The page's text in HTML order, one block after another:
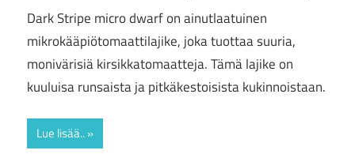
Dark Stripe micro dwarf on ainutlaatuinen
mikrokääpiötomaattilajike, joka tuottaa suuria,
monivärisiä kirsikkatomaatteja. Tämä lajike on
kuuluisa runsaista ja pitkäkestoisista kukinnoistaan.
Lue lisää..